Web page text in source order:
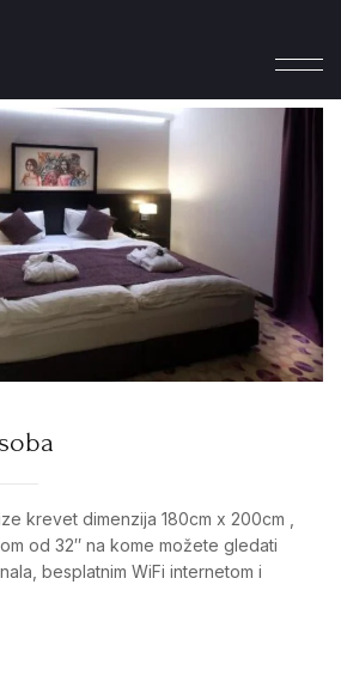
krevet dimenzija 180cm x 200cm ,
od 32″ na kome možete gledati
besplatnim WiFi internetom i